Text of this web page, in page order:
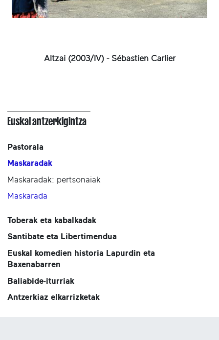
Altzai (2003/IV) - Sébastien Carlier
Euskal antzerkigintza
Pastorala
Maskaradak
Maskaradak: pertsonaiak
Maskarada
Toberak eta kabalkadak
Santibate eta Libertimendua
Euskal komedien historia Lapurdin eta
Baxenabarren
Baliabide-iturriak
Antzerkiaz elkarrizketak